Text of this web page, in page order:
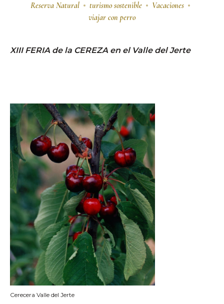
Reserva Natural
turismo sostenible
Vacaciones
viajar con perro
XIII FERIA de la CEREZA en el Valle del Jerte
Cerecera Valle del Jerte